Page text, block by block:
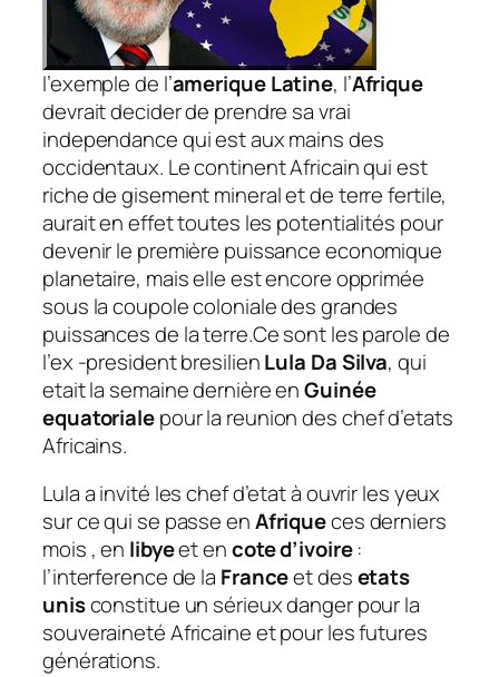
l’exemple de l’amerique Latine, l’Afrique
devrait decider de prendre sa vrai
independance qui est aux mains des
occidentaux. Le continent Africain qui est
riche de gisement mineral et de terre fertile,
aurait en effet toutes les potentialités pour
devenir le première puissance economique
planetaire, mais elle est encore opprimée
sous la coupole coloniale des grandes
puissances de la terre.Ce sont les parole de
l’ex -president bresilienLula Da Silva, qui
etait la semaine dernière enGuinée
equatorialepour la reunion des chef d’etats
Africains.
Lula a invité les chef d’etat à ouvrir les yeux
sur ce qui se passe enAfriqueces derniers
mois , en libyeet encote d’ivoire:
l’interference de la Franceet desetats
unisconstitue un sérieux danger pour la
souveraineté Africaine et pour les futures
générations.